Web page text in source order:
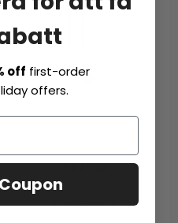
NYHET
T1 Pro
Linjär rakapparat
off first-order
offers.